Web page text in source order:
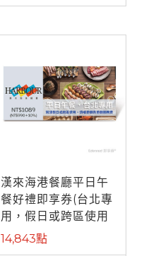
漢來海港餐廳平日午
餐好禮即享券(台北專
用，假日或跨區使用
需補差額)
14,843點